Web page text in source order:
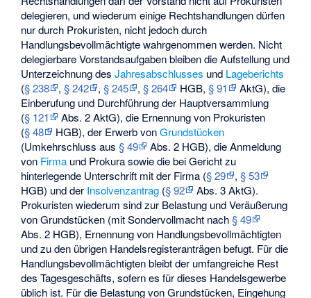
delegieren, und wiederum einige Rechtshandlungen dürfen
nur durch Prokuristen, nicht jedoch durch
Handlungsbevollmächtigte wahrgenommen werden. Nicht
delegierbare Vorstandsaufgaben bleiben die Aufstellung und
Unterzeichnung desJahresabschlusses und Lageberichts
(§ 238 ,§ 242 ,§ 245 ,§ 264 HGB,§ 91
AktG), die
Einberufung und Durchführung der Hauptversammlung
(§ 121
Abs. 2 AktG), die Ernennung von Prokuristen
(§ 48 HGB), der Erwerb vonGrundstücken
(Umkehrschluss aus§ 49
Abs. 2 HGB), die Anmeldung
von Firma und Prokura sowie die bei Gericht zu
hinterlegende Unterschrift mit der Firma (§ 29 ,§ 53
HGB) und der Insolvenzantrag (§ 92
Abs. 3 AktG).
Prokuristen wiederum sind zur Belastung und Veräußerung
von Grundstücken (mit Sondervollmacht nach§ 49
Abs. 2 HGB), Ernennung von Handlungsbevollmächtigten
und zu den übrigen Handelsregisteranträgen befugt. Für die
Handlungsbevollmächtigten bleibt der umfangreiche Rest
des Tagesgeschäfts, sofern es für dieses Handelsgewerbe
üblich ist. Für die Belastung von Grundstücken, Eingehung